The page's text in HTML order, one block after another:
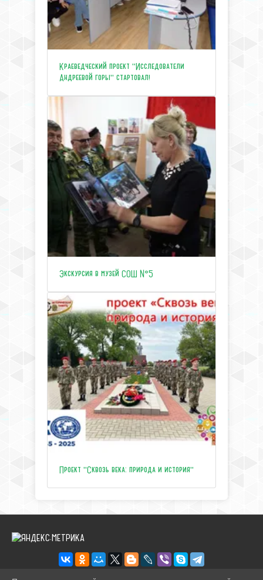
Краеведческий проект "Исследователи
Андреевой горы" стартовал!
Экскурсия в музей СОШ №5
Проект "Сквозь века: природа и история"